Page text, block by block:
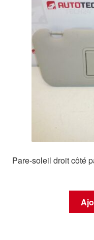
Pare-soleil droit côté